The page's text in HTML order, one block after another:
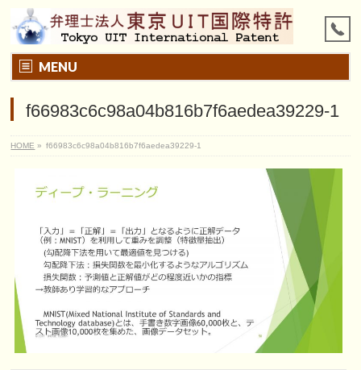
MENU
f66983c6c98a04b816b7f6aedea39229-1
HOME » f66983c6c98a04b816b7f6aedea39229-1